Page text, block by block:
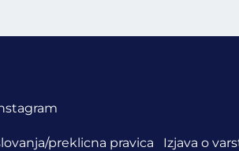
preklicna pravica Izjava o